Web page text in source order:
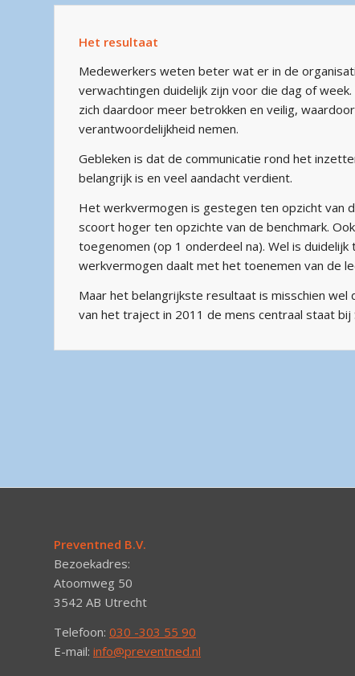
Het resultaat
Medewerkers weten beter wat er in de
verwachtingen duidelijk zijn voor die dag of
zich daardoor meer betrokken en veilig,
verantwoordelijkheid nemen.
Gebleken is dat de communicatie rond het
belangrijk is en veel aandacht verdient.
Het werkvermogen is gestegen ten opzicht van
scoort hoger ten opzichte van de benchmark.
toegenomen (op 1 onderdeel na). Wel is
werkvermogen daalt met het toenemen van de
Maar het belangrijkste resultaat is misschien wel
van het traject in 2011 de mens centraal staat bij
Preventned B.V.
Bezoekadres:
Atoomweg 50
3542 AB Utrecht
Telefoon: 030 -303 55 90
E-mail: info@preventned.nl